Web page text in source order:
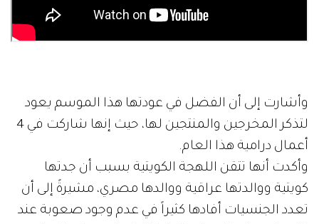
وأشارت إلى أن الفضل في عودتها هذا الموسم يعود
لتذكر المخرجين والمنتجين لها، حيث إنها شاركت في 4
أعمال درامية هذا العام.
وأكدت أنها تتقن اللهجة الكويتية بسبب أن جدتها
كويتية ووالدتها عراقية ووالدها مصري، مشيرةً إلى أن
تعدد الجنسيات أفادها كثيراً في عدم وجود صعوبة عند